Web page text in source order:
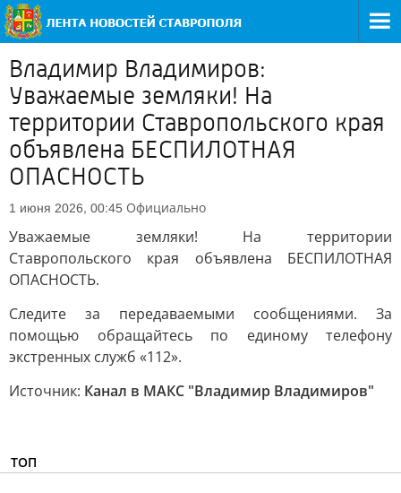
Владимир Владимиров:
Уважаемые земляки! На
территории Ставропольского края
объявлена БЕСПИЛОТНАЯ
ОПАСНОСТЬ
1 июня 2026, 00:45 Официально
Уважаемые земляки! На территории
Ставропольского края объявлена БЕСПИЛОТНАЯ
ОПАСНОСТЬ.
Следите за передаваемыми сообщениями. За
помощью обращайтесь по единому телефону
экстренных служб «112».
Источник: Канал в МАКС "Владимир Владимиров"
ТОП